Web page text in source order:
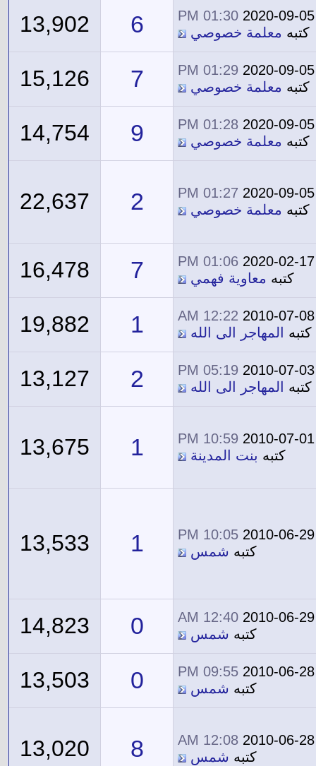
2020-09-05
01:30 PM
كتبه معلمة خصوصي 6
13,902
2020-09-05
01:29 PM
كتبه معلمة خصوصي 7
15,126
2020-09-05
01:28 PM
كتبه معلمة خصوصي 9
14,754
2020-09-05
01:27 PM
كتبه معلمة خصوصي 2
22,637
2020-02-17
01:06 PM
كتبه معاوية فهمي 7
16,478
2010-07-08
12:22 AM
كتبه
المهاجر الى الله 1
19,882
2010-07-03
05:19 PM
كتبه
المهاجر الى الله 2
13,127
2010-07-01
10:59 PM
كتبه بنت المدينة 1
13,675
2010-06-29
10:05 PM
كتبه شمس 1
13,533
2010-06-29
12:40 AM
كتبه شمس 0
14,823
2010-06-28
09:55 PM
كتبه شمس 0
13,503
2010-06-28
12:08 AM
كتبه شمس 8
13,020